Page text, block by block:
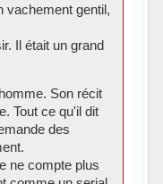
vachement gentil,
Il était un grand
Son récit
Tout ce qu'il dit
des
ne compte plus